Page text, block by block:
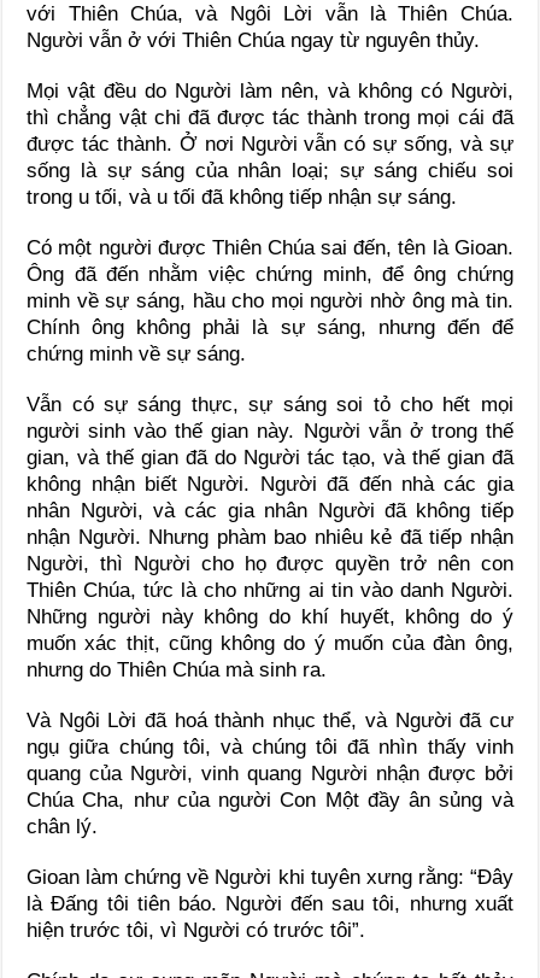
với Thiên Chúa, và Ngôi Lời vẫn là Thiên Chúa.
Người vẫn ở với Thiên Chúa ngay từ nguyên thủy.
Mọi vật đều do Người làm nên, và không có Người,
thì chẳng vật chi đã được tác thành trong mọi cái đã
được tác thành. Ở nơi Người vẫn có sự sống, và sự
sống là sự sáng của nhân loại; sự sáng chiếu soi
trong u tối, và u tối đã không tiếp nhận sự sáng.
Có một người được Thiên Chúa sai đến, tên là Gioan.
Ông đã đến nhằm việc chứng minh, để ông chứng
minh về sự sáng, hầu cho mọi người nhờ ông mà tin.
Chính ông không phải là sự sáng, nhưng đến để
chứng minh về sự sáng.
Vẫn có sự sáng thực, sự sáng soi tỏ cho hết mọi
người sinh vào thế gian này. Người vẫn ở trong thế
gian, và thế gian đã do Người tác tạo, và thế gian đã
không nhận biết Người. Người đã đến nhà các gia
nhân Người, và các gia nhân Người đã không tiếp
nhận Người. Nhưng phàm bao nhiêu kẻ đã tiếp nhận
Người, thì Người cho họ được quyền trở nên con
Thiên Chúa, tức là cho những ai tin vào danh Người.
Những người này không do khí huyết, không do ý
muốn xác thịt, cũng không do ý muốn của đàn ông,
nhưng do Thiên Chúa mà sinh ra.
Và Ngôi Lời đã hoá thành nhục thể, và Người đã cư
ngụ giữa chúng tôi, và chúng tôi đã nhìn thấy vinh
quang của Người, vinh quang Người nhận được bởi
Chúa Cha, như của người Con Một đầy ân sủng và
chân lý.
Gioan làm chứng về Người khi tuyên xưng rằng: “Ðây
là Ðấng tôi tiên báo. Người đến sau tôi, nhưng xuất
hiện trước tôi, vì Người có trước tôi”.